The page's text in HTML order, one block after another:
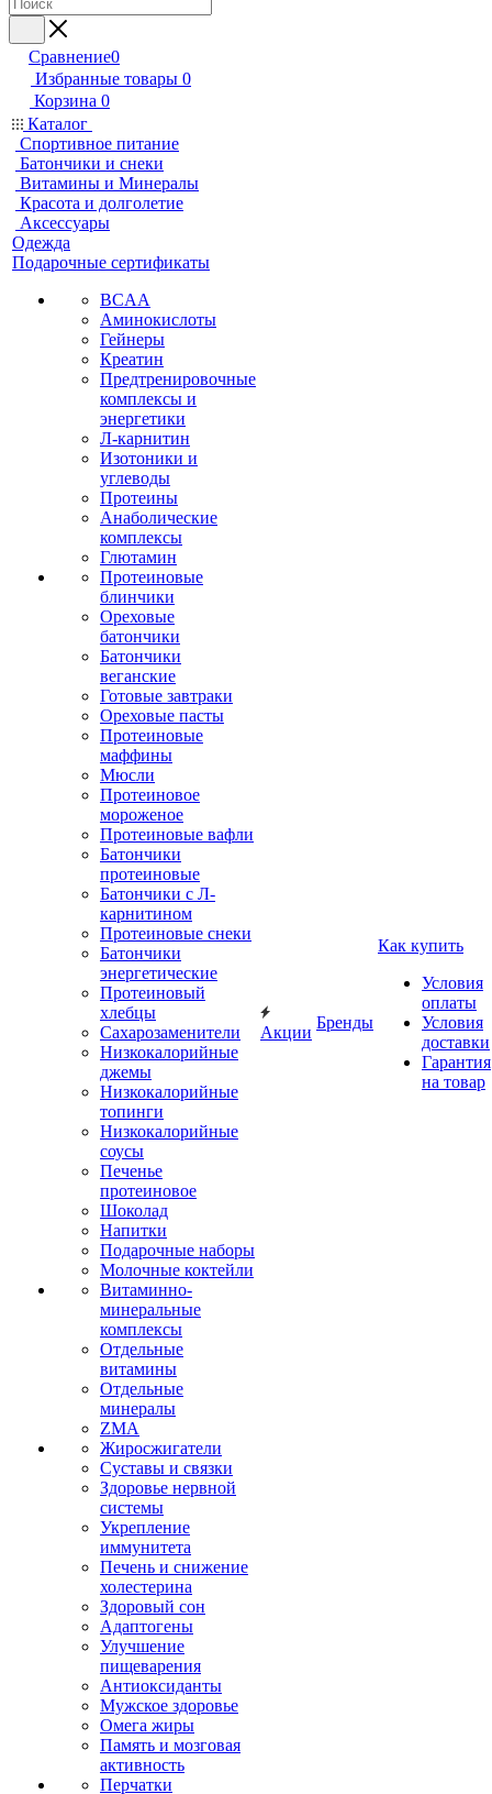
Сравнение0
Избранные товары 0
Корзина 0
Каталог
Спортивное питание
Батончики и снеки
Витамины и Минералы
Красота и долголетие
Аксессуары
Одежда
Подарочные сертификаты
BCAA
Аминокислоты
Гейнеры
Креатин
Предтренировочные
комплексы и
энергетики
Л-карнитин
Изотоники и
углеводы
Протеины
Анаболические
комплексы
Глютамин
Протеиновые
блинчики
Ореховые
батончики
Батончики
веганские
Готовые завтраки
Ореховые пасты
Протеиновые
маффины
Мюсли
Протеиновое
мороженое
Протеиновые вафли
Батончики
протеиновые
Батончики с Л-
карнитином
Протеиновые снеки
Батончики
энергетические
Протеиновый
хлебцы
Сахарозаменители
Низкокалорийные
джемы
Низкокалорийные
топинги
Низкокалорийные
соусы
Печенье
протеиновое
Шоколад
Напитки
Подарочные наборы
Молочные коктейли
Витаминно-
минеральные
комплексы
Отдельные
витамины
Отдельные
минералы
ZMA
Жиросжигатели
Суставы и связки
Здоровье нервной
системы
Укрепление
иммунитета
Печень и снижение
холестерина
Здоровый сон
Адаптогены
Улучшение
пищеварения
Антиоксиданты
Мужское здоровье
Омега жиры
Память и мозговая
активность
Перчатки
Акции
Бренды
Как купить
Условия
оплаты
Условия
доставки
Гарантия
на товар